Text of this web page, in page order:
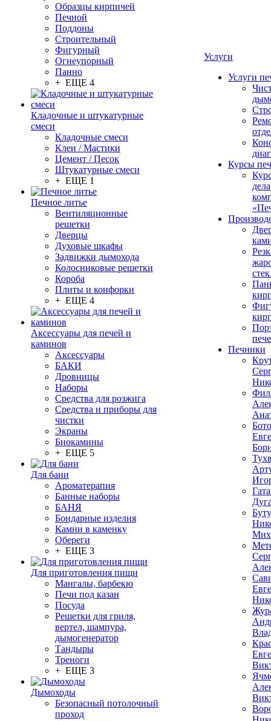
Образцы кирпичей
Печной
Поддоны
Строительный
Фигурный
Огнеупорный
Панно
+ ЕЩЕ 4
Кладочные и штукатурные
смеси
Кладочные смеси
Клеи / Мастики
Цемент / Песок
Штукатурные смеси
+ ЕЩЕ 1
Печное литье
Вентиляционные
решетки
Дверцы
Духовые шкафы
Задвижки дымохода
Колосниковые решетки
Короба
Плиты и конфорки
+ ЕЩЕ 4
Аксессуары для печей и
каминов
Аксессуары
БАКИ
Дровницы
Наборы
Средства для розжига
Средства и приборы для
чистки
Экраны
Биокамины
+ ЕЩЕ 5
Для бани
Ароматерапия
Банные наборы
БАНЯ
Бондарные изделия
Камни в каменку
Обереги
+ ЕЩЕ 3
Для приготовления пищи
Мангалы, барбекю
Печи под казан
Посуда
Решетки для гриля,
вертел, шампура,
дымогенератор
Тандыры
Треноги
+ ЕЩЕ 3
Дымоходы
Безопасный потолочный
проход
Услуги
Услуги
Курсы
Печники